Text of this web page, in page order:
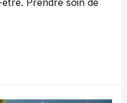
Prendre soin de